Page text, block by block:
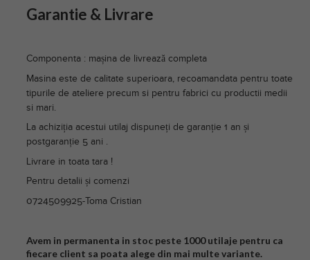
Garantie & Livrare
Componenta : mașina de livrează completa
Masina este de calitate superioara, recoamandata pentru toate
tipurile de ateliere precum si pentru fabrici cu productii medii
si mari.
La achiziția acestui utilaj dispuneți de garanție 1 an și
postgaranție 5 ani .
Livrare in toata tara !
Pentru detalii și comenzi
0724509925-Toma Cristian
Avem in permanenta in stoc peste 1000 utilaje pentru ca
fiecare client sa poata alege din mai multe variante.